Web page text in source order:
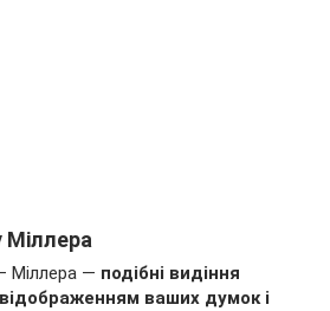
Міллера
Міллера — подібні видіння
ваших думок і